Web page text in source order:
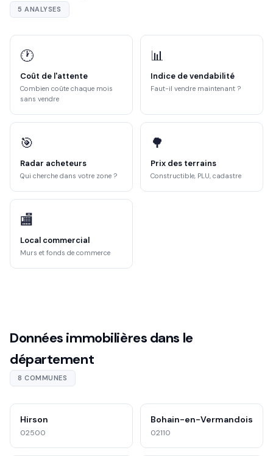
5 ANALYSES
🕐
Coût de l'attente
Combien coûte chaque mois
sans vendre
📊
Indice de vendabilité
Faut-il vendre maintenant ?
🎯
Radar acheteurs
Qui cherche dans votre zone ?
🌳
Prix des terrains
Constructible, PLU, cadastre
🏬
Local commercial
Murs et fonds de commerce
Données immobilières dans le
département
8 COMMUNES
Hirson
02500
Bohain-en-Vermandois
02110